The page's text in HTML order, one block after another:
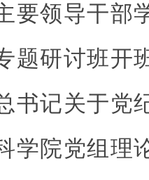
要领导干部
题研讨班开
书记关于党
学院党组理